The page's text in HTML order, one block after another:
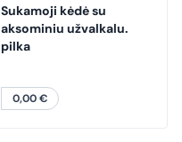
Sukamoji kėdė su
aksominiu užvalkalu.
pilka
0,00€